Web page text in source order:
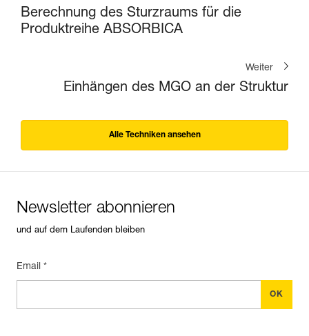
Berechnung des Sturzraums für die
Produktreihe ABSORBICA
Weiter
Einhängen des MGO an der Struktur
Alle Techniken ansehen
Newsletter abonnieren
und auf dem Laufenden bleiben
Email *